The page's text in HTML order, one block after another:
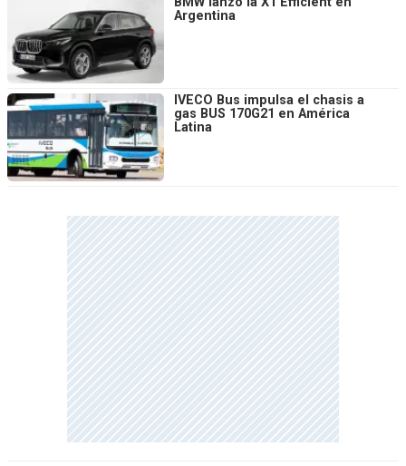
Argentina
IVECO Bus impulsa el chasis a
gas BUS 170G21 en América
Latina